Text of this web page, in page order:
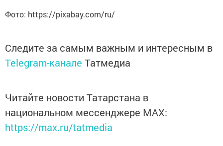
Фото: https://pixabay.com/ru/
Следите за самым важным и интересным в
Telegram-канале Татмедиа
Читайте новости Татарстана в
национальном мессенджере MАХ:
https://max.ru/tatmedia